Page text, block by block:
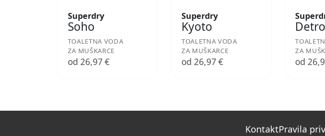
Superdry
Soho
TOALETNA VODA
ZA MUŠKARCE
od 26,97 €
Superdry
Kyoto
TOALETNA VODA
ZA MUŠKARCE
od 26,97 €
ZA
od
KontaktPravila